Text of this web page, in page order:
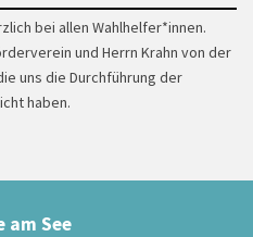
bei allen Wahlhelfer*innen.
und Herrn Krahn von der
uns die Durchführung der
haben.
am See